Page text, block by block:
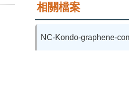
相關檔案
NC-Kondo-graphene-